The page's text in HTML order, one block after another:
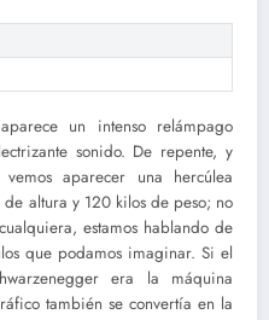
un intenso relámpago
sonido. De repente, y
aparecer una hercúlea
altura y 120 kilos de peso; no
estamos hablando de
que podamos imaginar. Si el
era la máquina
también se convertía en la